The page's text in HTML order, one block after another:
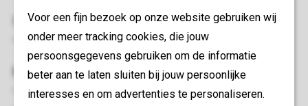
Voor een fijn bezoek op onze website gebruiken wij
onder meer tracking cookies, die jouw
persoonsgegevens gebruiken om de informatie
beter aan te laten sluiten bij jouw persoonlijke
interesses en om advertenties te personaliseren.
Slaapkamer(s)
Slaapkamer met 2-persoonsbed
Buiten
Terrasmeubilair